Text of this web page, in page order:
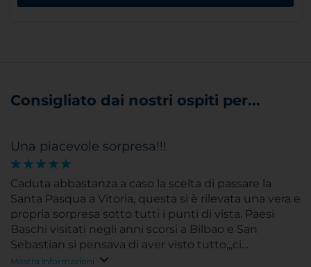
Consigliato dai nostri ospiti per...
Una piacevole sorpresa!!!
Caduta abbastanza a caso la scelta di passare la
Santa Pasqua a Vitoria, questa si è rilevata una vera e
propria sorpresa sotto tutti i punti di vista. Paesi
Baschi visitati negli anni scorsi a Bilbao e San
Sebastian si pensava di aver visto tutto,,,ci
sbagliavamo di grosso! La capitale della regione si
Mostra informazioni